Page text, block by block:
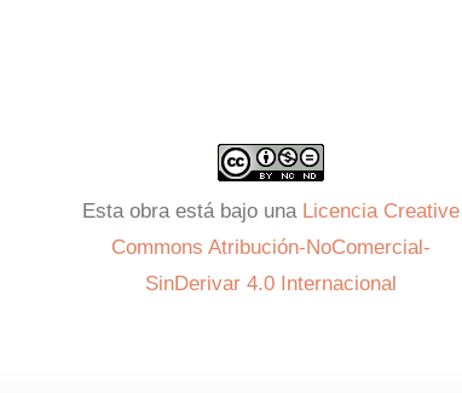
Esta obra está bajo una Licencia Creative
Commons Atribución-NoComercial-
SinDerivar 4.0 Internacional